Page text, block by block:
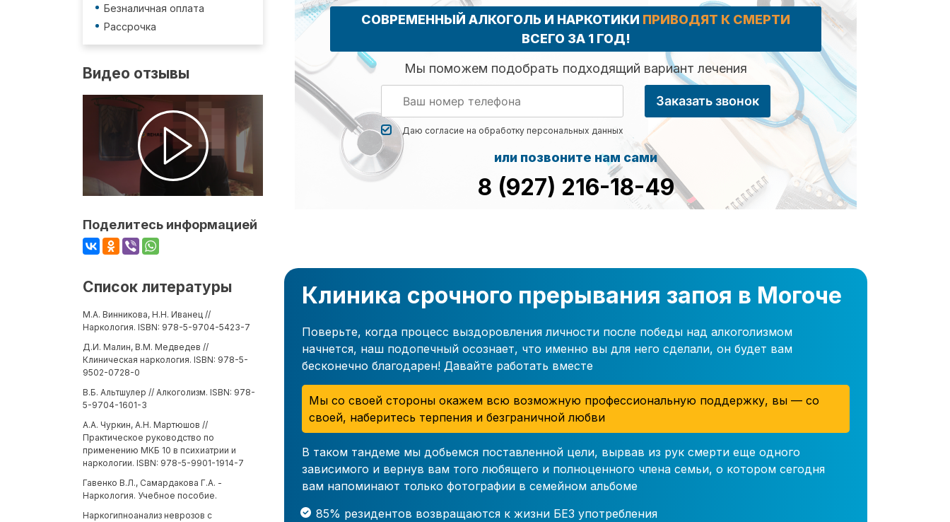
Безналичная оплата
Рассрочка
Видео отзывы
Поделитесь информацией
Список литературы
М.А. Винникова, Н.Н. Иванец //
Наркология. ISBN: 978-5-9704-5423-7
Д.И. Малин, В.М. Медведев //
Клиническая наркология. ISBN: 978-5-
9502-0728-0
В.Б. Альтшулер // Алкоголизм. ISBN: 978-
5-9704-1601-3
А.А. Чуркин, А.Н. Мартюшов //
Практическое руководство по
применению МКБ 10 в психиатрии и
наркологии. ISBN: 978-5-9901-1914-7
Гавенко В.Л., Самардакова Г.А. -
Наркология. Учебное пособие.
Наркогипноанализ неврозов с
СОВРЕМЕННЫЙ АЛКОГОЛЬ И НАРКОТИКИ ПРИВОДЯТ К СМЕРТИ
ВСЕГО ЗА 1 ГОД!
Мы поможем подобрать подходящий вариант лечения
Даю согласие на обработку персональных данных
Заказать звонок
или позвоните нам сами
8 (927) 216-18-49
Клиника срочного прерывания запоя в Могоче
Поверьте, когда процесс выздоровления личности после победы над алкоголизмом
начнется, наш подопечный осознает, что именно вы для него сделали, он будет вам
бесконечно благодарен! Давайте работать вместе
Мы со своей стороны окажем всю возможную профессиональную поддержку, вы — со
своей, наберитесь терпения и безграничной любви
В таком тандеме мы добьемся поставленной цели, вырвав из рук смерти еще одного
зависимого и вернув вам того любящего и полноценного члена семьи, о котором сегодня
вам напоминают только фотографии в семейном альбоме
85% резидентов возвращаются к жизни БЕЗ употребления